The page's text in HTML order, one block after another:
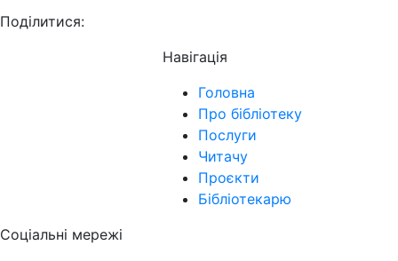
Поділитися:
Навігація
Головна
Про бібліотеку
Послуги
Читачу
Проєкти
Бібліотекарю
Соціальні мережі